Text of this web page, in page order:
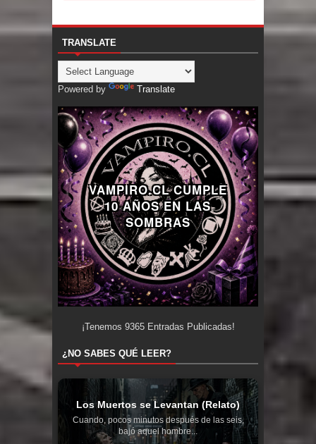
TRANSLATE
Powered by Translate
VAMPIRO.CL CUMPLE
10 AÑOS EN LAS
SOMBRAS
¡Tenemos 9365Entradas Publicadas!
¿NO SABES QUÉ LEER?
Los Muertos se Levantan (Relato)
Cuando, pocos minutos después de las seis,
bajó aquel hombre...